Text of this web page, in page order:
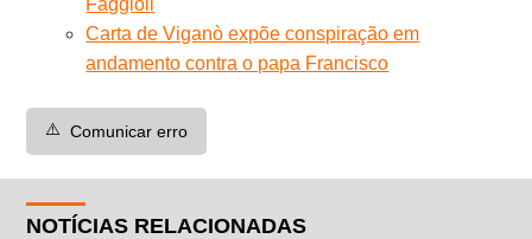
Carta de Viganò expõe conspiração em
andamento contra o papa Francisco
⚠️ Comunicar erro
NOTÍCIAS RELACIONADAS